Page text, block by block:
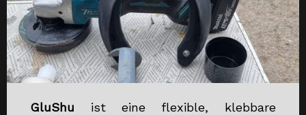
GluShu ist eine flexible, klebbare